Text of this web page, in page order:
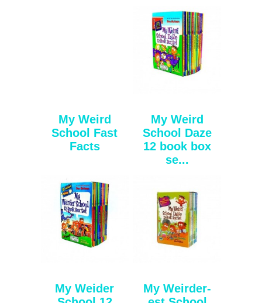
My Weird
School Fast
Facts
My Weird
School Daze
12 book box
se...
My Weider
My Weirder-